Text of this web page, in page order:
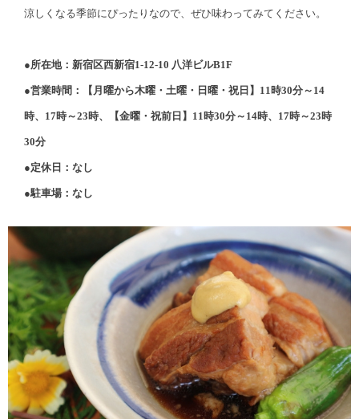
涼しくなる季節にぴったりなので、ぜひ味わってみてください。
●所在地：新宿区西新宿1-12-10 八洋ビルB1F
●営業時間：【月曜から木曜・土曜・日曜・祝日】11時30分～14
時、17時～23時、【金曜・祝前日】11時30分～14時、17時～23時
30分
●定休日：なし
●駐車場：なし